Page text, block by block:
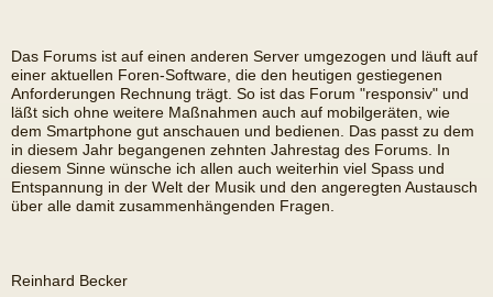
Das Forums ist auf einen anderen Server umgezogen und läuft auf
einer aktuellen Foren-Software, die den heutigen gestiegenen
Anforderungen Rechnung trägt. So ist das Forum "responsiv" und
läßt sich ohne weitere Maßnahmen auch auf mobilgeräten, wie
dem Smartphone gut anschauen und bedienen. Das passt zu dem
in diesem Jahr begangenen zehnten Jahrestag des Forums. In
diesem Sinne wünsche ich allen auch weiterhin viel Spass und
Entspannung in der Welt der Musik und den angeregten Austausch
über alle damit zusammenhängenden Fragen.
Reinhard Becker